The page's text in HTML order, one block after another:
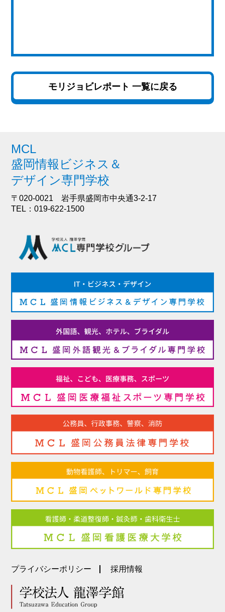
モリジョビレポート 一覧に戻る
MCL
盛岡情報ビジネス＆
デザイン専門学校
〒020-0021 岩手県盛岡市中央通3-2-17
TEL：019-622-1500
プライバシーポリシー 採用情報